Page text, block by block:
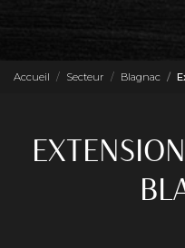
Accueil Secteur Blagnac